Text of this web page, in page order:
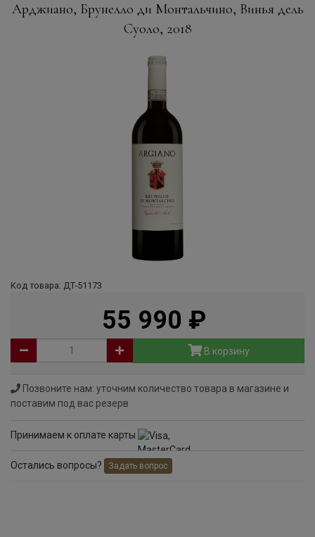
Арджиано, Брунелло ди Монтальчино, Винья дель
Суоло, 2018
Код товара: ДТ-51173
55 990
В корзину
Позвоните нам: уточним количество товара в магазине и
поставим под вас резерв
Принимаем к оплате карты
Остались вопросы? Задать вопрос